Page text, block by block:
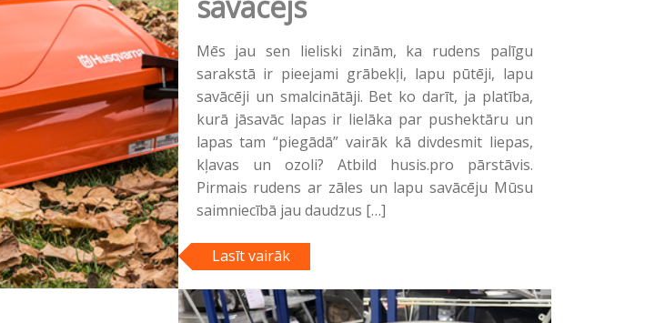
Mēs jau sen lieliski zinām, ka rudens palīgu
sarakstā ir pieejami grābekļi, lapu pūtēji, lapu
savācēji un smalcinātāji. Bet ko darīt, ja platība,
kurā jāsavāc lapas ir lielāka par pushektāru un
lapas tam “piegādā” vairāk kā divdesmit liepas,
kļavas un ozoli? Atbild husis.pro pārstāvis.
Pirmais rudens ar zāles un lapu savācēju Mūsu
saimniecībā jau daudzus […]
Lasīt vairāk